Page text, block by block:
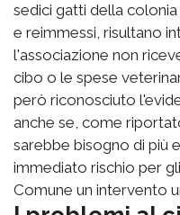
sedici gatti della
e reimmessi, risultano
l'associazione non
cibo o le spese
però riconosciuto
anche se, come
sarebbe bisogno di più
immediato rischio per
Comune un intervento